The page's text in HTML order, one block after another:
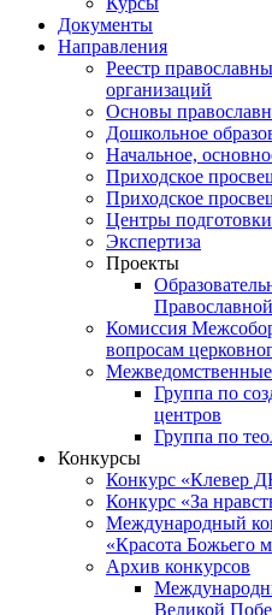
Документы
Направления
Реестр
организаций
Основы
Дошкольное
Начальное,
Приходское
Приходское
Центры
Экспертиза
Проекты
Комиссия
вопросам
Группа по
центров
Группа по
Конкурсы
Конкурс «Клевер
Конкурс «За
Международный
«Красота Божьего
Архив конкурсов
Великой